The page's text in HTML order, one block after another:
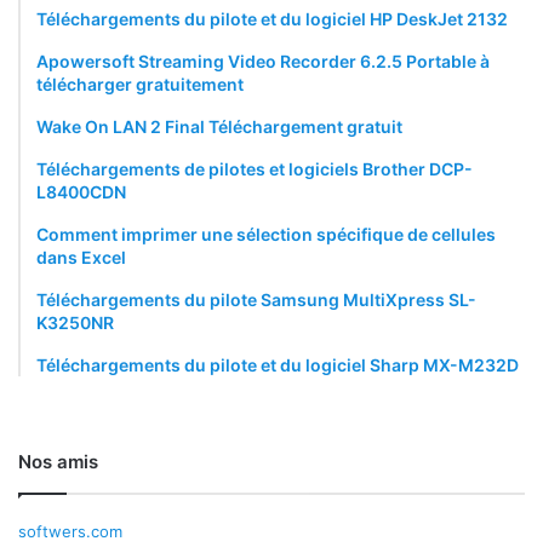
Téléchargements du pilote et du logiciel HP DeskJet 2132
Apowersoft Streaming Video Recorder 6.2.5 Portable à
télécharger gratuitement
Wake On LAN 2 Final Téléchargement gratuit
Téléchargements de pilotes et logiciels Brother DCP-
L8400CDN
Comment imprimer une sélection spécifique de cellules
dans Excel
Téléchargements du pilote Samsung MultiXpress SL-
K3250NR
Téléchargements du pilote et du logiciel Sharp MX-M232D
Nos amis
softwers.com